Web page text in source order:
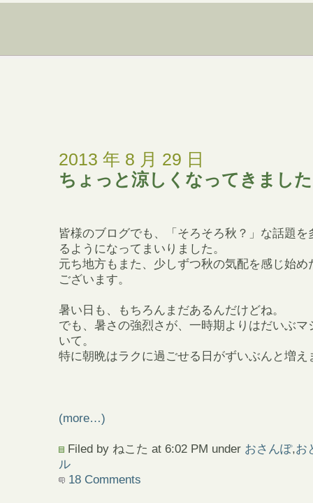
2013 年 8 月 29 日
ちょっと涼しくなってきました
皆様のブログでも、「そろそろ秋？」な話題を
るようになってまいりました。
元ち地方もまた、少しずつ秋の気配を感じ始め
ございます。
暑い日も、もちろんまだあるんだけどね。
でも、暑さの強烈さが、一時期よりはだいぶマ
いて。
特に朝晩はラクに過ごせる日がずいぶんと増え
(more…)
Filed by ねこた at 6:02 PM under おさんぽ,お
ル
18 Comments